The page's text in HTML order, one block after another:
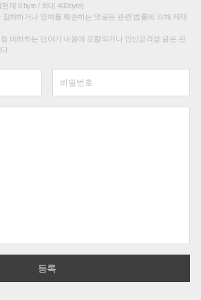
재 0 byte / 최대 400byte)
해하거나 명예를 훼손하는 댓글은 관련 법률에 의해 제재
비하하는 단어가 내용에 포함되거나 인신공격성 글은 관
.